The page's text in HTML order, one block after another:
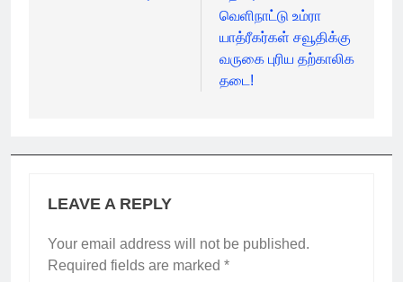
வெளிநாட்டு உம்ரா
யாத்ரீகர்கள் சவூதிக்கு
வருகை புரிய தற்காலிக
தடை!
LEAVE A REPLY
Your email address will not be published.
Required fields are marked *